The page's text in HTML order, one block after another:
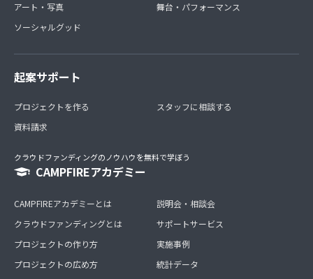
アート・写真
ソーシャルグッド
舞台・パフォーマンス
起案サポート
プロジェクトを作る
資料請求
スタッフに相談する
クラウドファンディングのノウハウを無料で学ぼう
CAMPFIREアカデミー
CAMPFIREアカデミーとは
クラウドファンディングとは
プロジェクトの作り方
プロジェクトの広め方
説明会・相談会
サポートサービス
実施事例
統計データ